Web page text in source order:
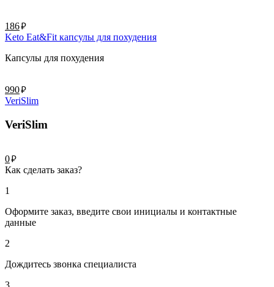
186руб.
Keto Eat&Fit капсулы для похудения
Капсулы для похудения
990руб.
VeriSlim
VeriSlim
0руб.
Как сделать заказ?
1
Оформите заказ, введите свои инициалы и контактные
данные
2
Дождитесь звонка специалиста